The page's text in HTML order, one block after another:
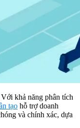
Với khả năng phân tích
tạo hỗ trợ doanh
và chính xác, dựa